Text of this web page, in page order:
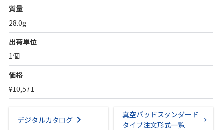
質量
28.0g
出荷単位
1個
価格
¥10,571
デジタルカタログ
真空パッドスタンダード
タイプ注文形式一覧